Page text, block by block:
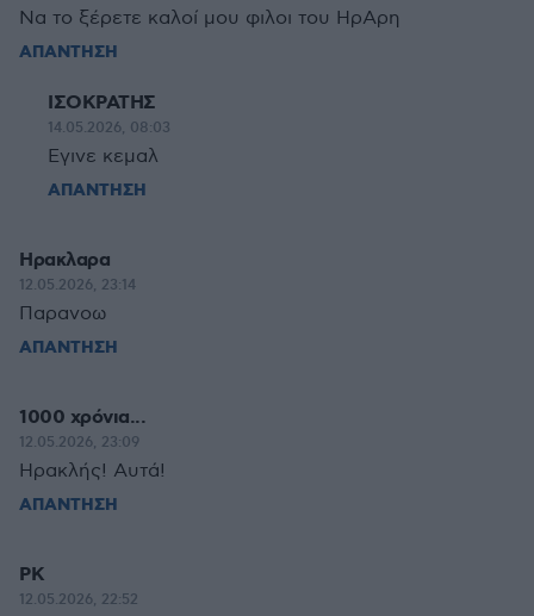
Να το ξέρετε καλοί μου φιλοι του ΗρΑρη
ΑΠΑΝΤΗΣΗ
ΙΣΟΚΡΑΤΗΣ
14.05.2026, 08:03
Εγινε κεμαλ
ΑΠΑΝΤΗΣΗ
Ηρακλαρα
12.05.2026, 23:14
Παρανοω
ΑΠΑΝΤΗΣΗ
1000 χρόνια...
12.05.2026, 23:09
Ηρακλής! Αυτά!
ΑΠΑΝΤΗΣΗ
PK
12.05.2026, 22:52